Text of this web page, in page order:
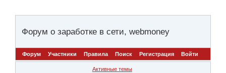
Форум о заработке в сети, webmoney
Форум Участники Правила Поиск Регистрация Войти
Активные темы